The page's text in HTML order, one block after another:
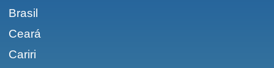
Brasil
Ceará
Cariri